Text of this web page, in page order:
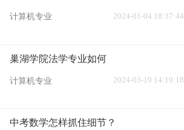
计算机专业 2024-01-04 18:37:44
巢湖学院法学专业如何
计算机专业 2024-03-19 14:19:18
中考数学怎样抓住细节？